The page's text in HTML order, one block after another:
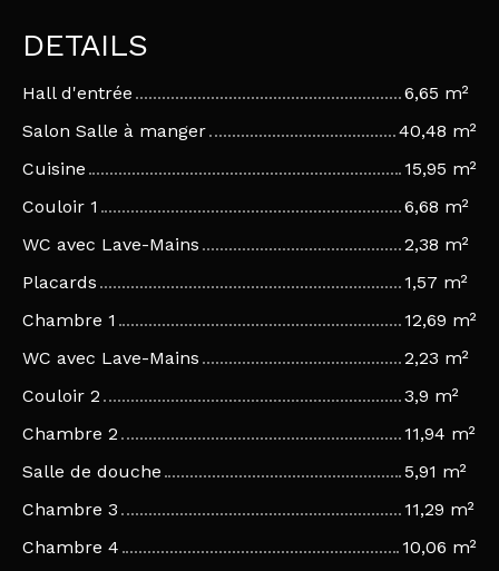
DETAILS
Hall d'entrée
6,65 m²
Salon Salle à manger
40,48 m²
Cuisine
15,95 m²
Couloir 1
6,68 m²
WC avec Lave-Mains
2,38 m²
Placards
1,57 m²
Chambre 1
12,69 m²
WC avec Lave-Mains
2,23 m²
Couloir 2
3,9 m²
Chambre 2
11,94 m²
Salle de douche
5,91 m²
Chambre 3
11,29 m²
Chambre 4
10,06 m²